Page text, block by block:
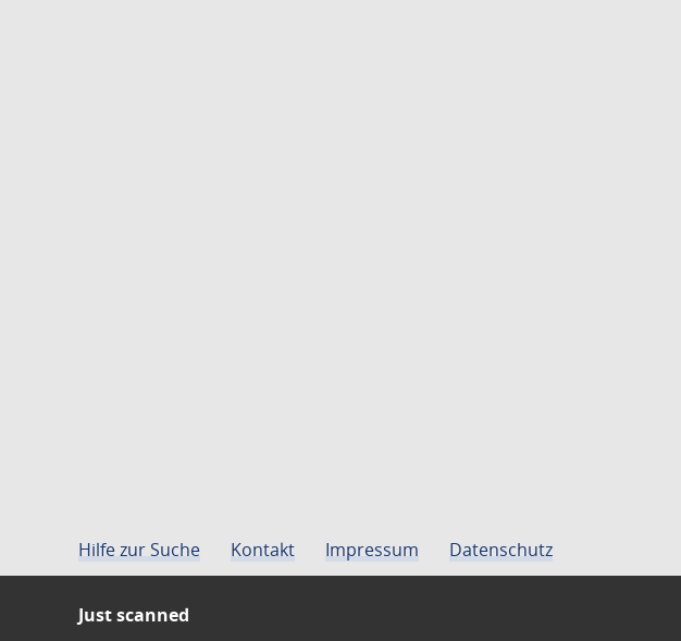
Hilfe zur Suche Kontakt Impressum Datenschutz
Just scanned